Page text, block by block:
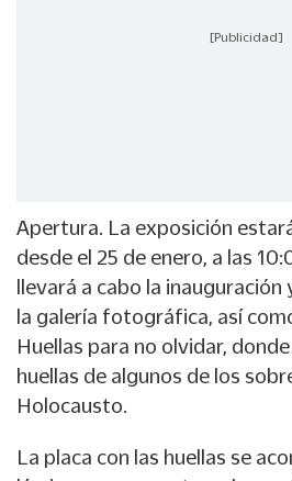
[Publicidad]
Apertura. La exposición
desde el 25 de enero, a las
llevará a cabo la
la galería fotográfica, así
Huellas para no olvidar,
huellas de algunos de los
Holocausto.
La placa con las huellas se